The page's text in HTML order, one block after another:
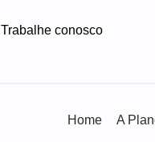
Trabalhe conosco
Home A